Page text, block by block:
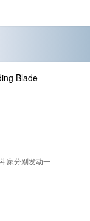
Blade
家分别发动一